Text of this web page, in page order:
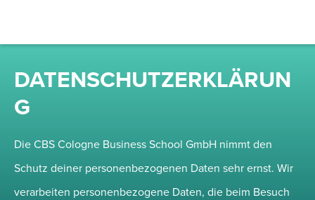
DATENSCHUTZERKLÄRUN
G
Die CBS Cologne Business School GmbH nimmt den
Schutz deiner personenbezogenen Daten sehr ernst. Wir
verarbeiten personenbezogene Daten, die beim Besuch